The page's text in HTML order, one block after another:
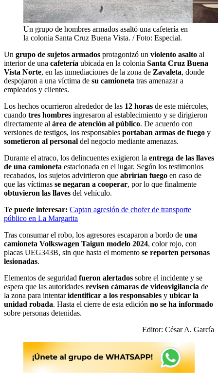
Un grupo de hombres armados asaltó una cafetería en
la colonia Santa Cruz Buena Vista. / Foto: Especial.
Un grupo de sujetos armados protagonizó un violento asalto al
interior de una cafetería ubicada en la colonia Santa Cruz Buena
Vista Norte, en las inmediaciones de la zona de Zavaleta, donde
despojaron a una víctima de su camioneta tras amenazar a
empleados y clientes.
Los hechos ocurrieron alrededor de las 12 horas de este miércoles,
cuando tres hombres ingresaron al establecimiento y se dirigieron
directamente al área de atención al público. De acuerdo con
versiones de testigos, los responsables portaban armas de fuego y
sometieron al personal del negocio mediante amenazas.
Durante el atraco, los delincuentes exigieron la entrega de las llaves
de una camioneta estacionada en el lugar. Según los testimonios
recabados, los sujetos advirtieron que abrirían fuego en caso de
que las víctimas se negaran a cooperar, por lo que finalmente
obtuvieron las llaves del vehículo.
Te puede interesar: Captan agresión de chofer de transporte
público en La Margarita
Tras consumar el robo, los agresores escaparon a bordo de una
camioneta Volkswagen Taigun modelo 2024, color rojo, con
placas UEG343B, sin que hasta el momento se reporten personas
lesionadas.
Elementos de seguridad fueron alertados sobre el incidente y se
espera que las autoridades revisen cámaras de videovigilancia de
la zona para intentaridentificar a los responsables y ubicar la
unidad robada. Hasta el cierre de esta edición no se ha informado
sobre personas detenidas.
Editor: César A. García